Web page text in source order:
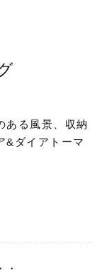
ある風景、収納
&ダイアトーマ
・